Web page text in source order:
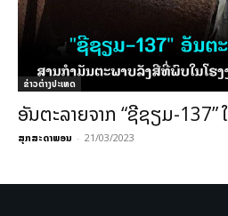
ຂ່າວຕ່າງປະເທດ
ອັນຕະລາຍຈາກ “ຊີຊຽມ-137”
ສຸກສະດາພອນ - 21/03/2023